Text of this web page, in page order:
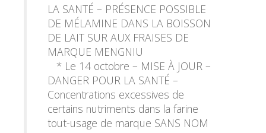
LA SANTÉ – PRÉSENCE POSSIBLE
DE MÉLAMINE DANS LA BOISSON
DE LAIT SUR AUX FRAISES DE
MARQUE MENGNIU
* Le 14 octobre – MISE À JOUR –
DANGER POUR LA SANTÉ –
Concentrations excessives de
certains nutriments dans la farine
tout-usage de marque SANS NOM